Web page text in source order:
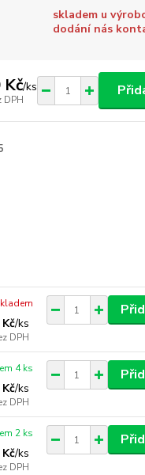
skladem u
dodání nás
Kč/ks
DPH
/ks
DPH
/ks
DPH
4 ks
/ks
DPH
2 ks